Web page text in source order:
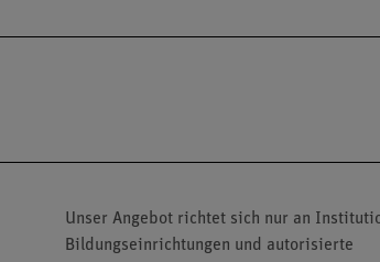
Unser Angebot richtet sich nur an
Bildungseinrichtungen und autorisierte